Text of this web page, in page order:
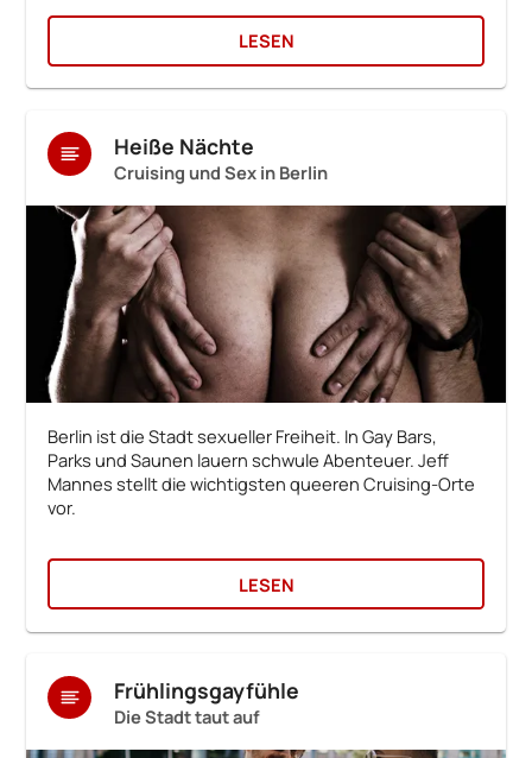
LESEN
Heiße Nächte
Cruising und Sex in Berlin
Berlin ist die Stadt sexueller Freiheit. In Gay Bars,
Parks und Saunen lauern schwule Abenteuer. Jeff
Mannes stellt die wichtigsten queeren Cruising-Orte
vor.
LESEN
Frühlingsgayfühle
Die Stadt taut auf